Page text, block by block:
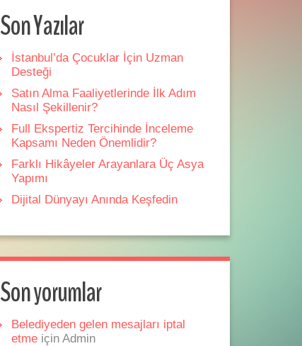
Son Yazılar
İstanbul’da Çocuklar İçin Uzman
Desteği
Satın Alma Faaliyetlerinde İlk Adım
Nasıl Şekillenir?
Full Ekspertiz Tercihinde İnceleme
Kapsamı Neden Önemlidir?
Farklı Hikâyeler Arayanlara Üç Asya
Yapımı
Dijital Dünyayı Anında Keşfedin
Son yorumlar
Belediyeden gelen mesajları iptal
etme için Admin